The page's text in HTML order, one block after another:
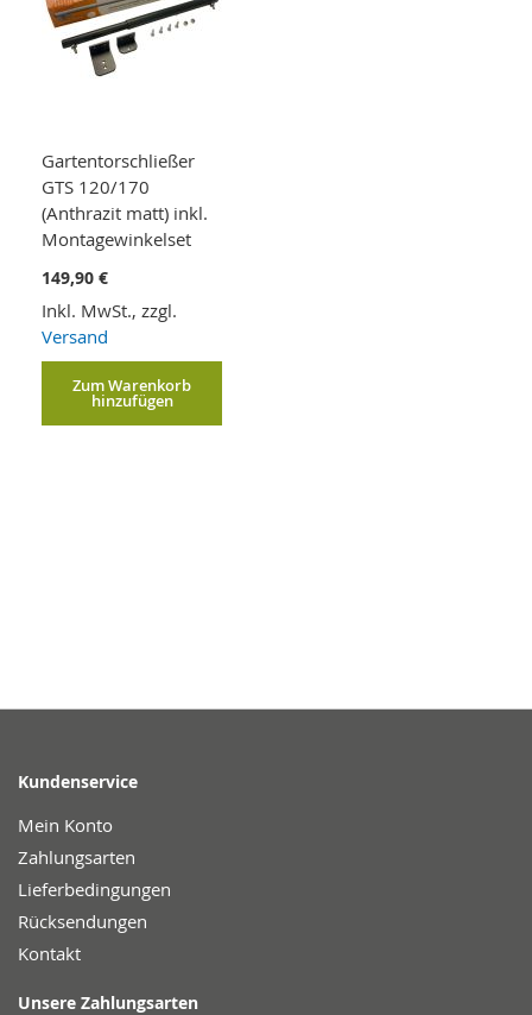
Gartentorschließer
GTS 120/170
(Anthrazit matt) inkl.
Montagewinkelset
149,90 €
Inkl. MwSt., zzgl.
Versand
Zum Warenkorb
hinzufügen
Kundenservice
Mein Konto
Zahlungsarten
Lieferbedingungen
Rücksendungen
Kontakt
Unsere Zahlungsarten